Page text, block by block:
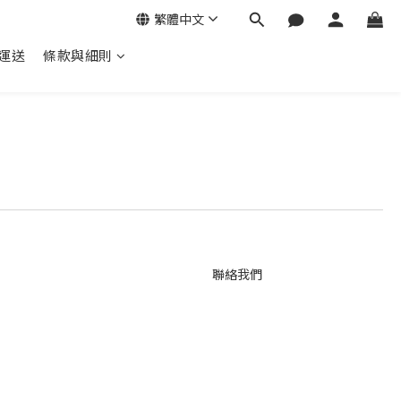
送 條款與細則
繁體中文
聯絡我們